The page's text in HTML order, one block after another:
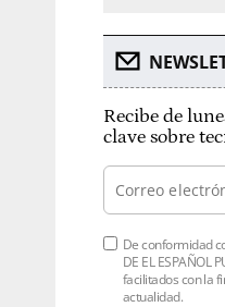
Recibe de
clave sobre
De conformidad
DE EL ESPAÑOL
facilitados con la
actualidad.